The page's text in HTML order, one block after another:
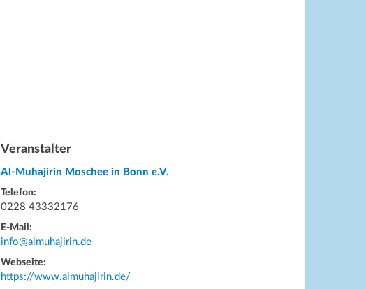
Veranstalter
Al-Muhajirin Moschee in Bonn e.V.
Telefon:
0228 43332176
E-Mail:
info@almuhajirin.de
Webseite:
https://www.almuhajirin.de/